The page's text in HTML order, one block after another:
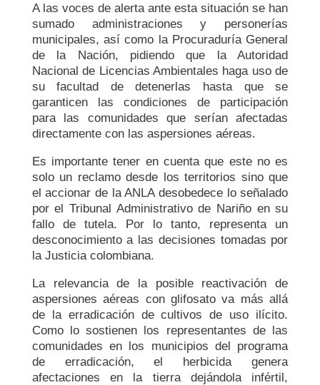
A las voces de alerta ante esta situación se han
sumado administraciones y personerías
municipales, así como la Procuraduría General
de la Nación, pidiendo que la Autoridad
Nacional de Licencias Ambientales haga uso de
su facultad de detenerlas hasta que se
garanticen las condiciones de participación
para las comunidades que serían afectadas
directamente con las aspersiones aéreas.
Es importante tener en cuenta que este no es
solo un reclamo desde los territorios sino que
el accionar de la ANLA desobedece lo señalado
por el Tribunal Administrativo de Nariño en su
fallo de tutela. Por lo tanto, representa un
desconocimiento a las decisiones tomadas por
la Justicia colombiana.
La relevancia de la posible reactivación de
aspersiones aéreas con glifosato va más allá
de la erradicación de cultivos de uso ilícito.
Como lo sostienen los representantes de las
comunidades en los municipios del programa
de erradicación, el herbicida genera
afectaciones en la tierra dejándola infértil,